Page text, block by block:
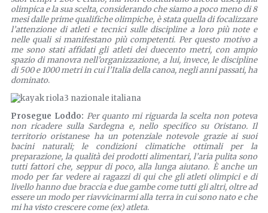
olimpica e la sua scelta, considerando che siamo a poco meno di 8
mesi dalle prime qualifiche olimpiche, è stata quella di focalizzare
l’attenzione di atleti e tecnici sulle discipline a loro più note e
nelle quali si manifestano più competenti. Per questo motivo a
me sono stati affidati gli atleti dei duecento metri, con ampio
spazio di manovra nell’organizzazione, a lui, invece, le discipline
di 500 e 1000 metri in cui l’Italia della canoa, negli anni passati, ha
dominato.
Prosegue Loddo: Per quanto mi riguarda la scelta non poteva
non ricadere sulla Sardegna e, nello specifico su Oristano. Il
territorio oristanese ha un potenziale notevole grazie ai suoi
bacini naturali; le condizioni climatiche ottimali per la
preparazione, la qualità dei prodotti alimentari, l’aria pulita sono
tutti fattori che, seppur di poco, alla lunga aiutano. È anche un
modo per far vedere ai ragazzi di qui che gli atleti olimpici e di
livello hanno due braccia e due gambe come tutti gli altri, oltre ad
essere un modo per riavvicinarmi alla terra in cui sono nato e che
mi ha visto crescere come (ex) atleta.